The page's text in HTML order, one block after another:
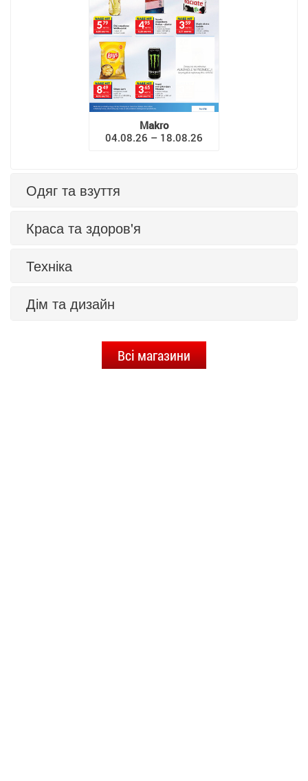
Makro
04.08.26 – 18.08.26
Одяг та взуття
Краса та здоров'я
Техніка
Дім та дизайн
Всі магазини